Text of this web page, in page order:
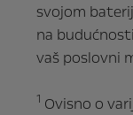
svojom
na
vaš poslovni
1 Ovisno o